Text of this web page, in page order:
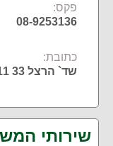
פקס:
08-9253136
כתובת:
שד` הרצל 33 11 רמלה 72250
שירותי